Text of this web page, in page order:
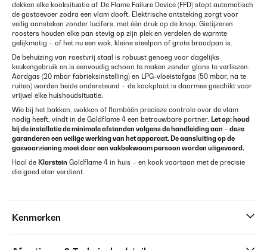
dekken elke kooksituatie af. De Flame Failure Device (FFD) stopt automatisch
de gastoevoer zodra een vlam dooft. Elektrische ontsteking zorgt voor
veilig aansteken zonder lucifers, met één druk op de knop. Gietijzeren
roosters houden elke pan stevig op zijn plek en verdelen de warmte
gelijkmatig – of het nu een wok, kleine steelpan of grote braadpan is.
De behuizing van roestvrij staal is robuust genoeg voor dagelijks
keukengebruik en is eenvoudig schoon te maken zonder glans te verliezen.
Aardgas (20 mbar fabrieksinstelling) en LPG-vloeistofgas (50 mbar, na te
ruiten) worden beide ondersteund – de kookplaat is daarmee geschikt voor
vrijwel elke huishoudsituatie.
Wie bij het bakken, wokken of flambéën precieze controle over de vlam
nodig heeft, vindt in de Goldflame 4 een betrouwbare partner. Let op: houd
bij de installatie de minimale afstanden volgens de handleiding aan – deze
garanderen een veilige werking van het apparaat. De aansluiting op de
gasvoorziening moet door een vakbekwaam persoon worden uitgevoerd.
Haal de Klarstein Goldflame 4 in huis – en kook voortaan met de precisie
die goed eten verdient.
Kenmerken